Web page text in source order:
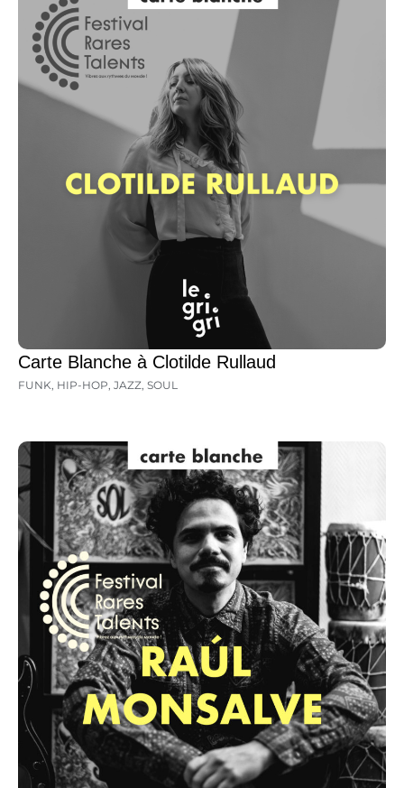
Carte Blanche à Clotilde Rullaud
FUNK, HIP-HOP, JAZZ, SOUL